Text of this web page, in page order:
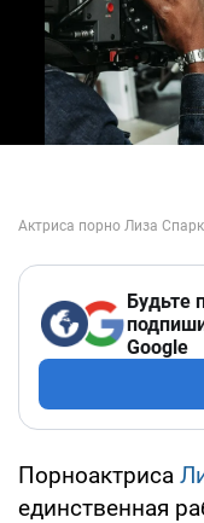
Будьте
Google
Порноактриса
единственная